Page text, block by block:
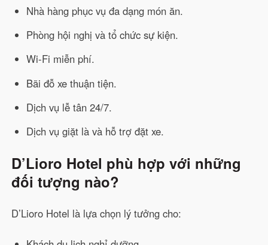
Nhà hàng phục vụ đa dạng món ăn.
Phòng hội nghị và tổ chức sự kiện.
Wi-Fi miễn phí.
Bãi đỗ xe thuận tiện.
Dịch vụ lễ tân 24/7.
Dịch vụ giặt là và hỗ trợ đặt xe.
D’Lioro Hotel phù hợp với những
đối tượng nào?
D’Lioro Hotel là lựa chọn lý tưởng cho: